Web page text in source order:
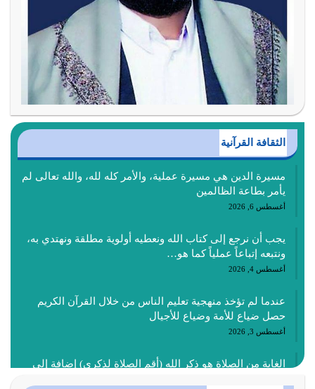
الثقافة القرآنية
مسيرة الدين هي مسيرة عملية، والأمر كله لله، والله تعالى لم
يأمر بطاعة الظالمين
أغسطس 6, 2026
يجب أن نرجع إلى كتاب الله ونعطيه أولوية مطلقة ونهتدي به،
ونتبعه إتباعاً عملياً كما هو…
أغسطس 4, 2026
عندما لم تؤخذ منهجية تعليم الناس من خلال القرآن الكريم
حصل ضياع للأمة وضياع للأجيال
أغسطس 3, 2026
الغاية من الصلاة هو ذكر الله (أقم الصلاة لذكري) إضافة إلى